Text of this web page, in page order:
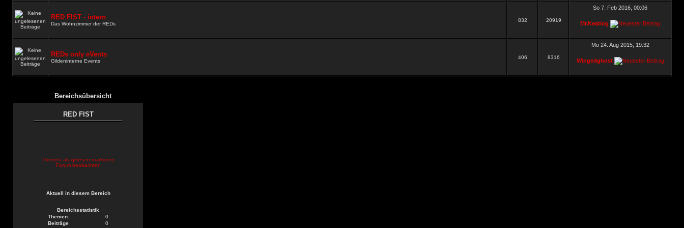
RED FIST - intern
Das Wohnzimmer der REDs
832 20919
So 7. Feb 2016, 00:06
Mr.Keating
REDs only eVents
Gildeninterne Events
406 8316
Mo 24. Aug 2015, 19:32
Wingedghost
Bereichsübersicht
RED FIST
Themen als gelesen markieren
Forum beobachten
Aktuell in diesem Bereich
Bereichsstatistik
Themen:
0
Beiträge
0